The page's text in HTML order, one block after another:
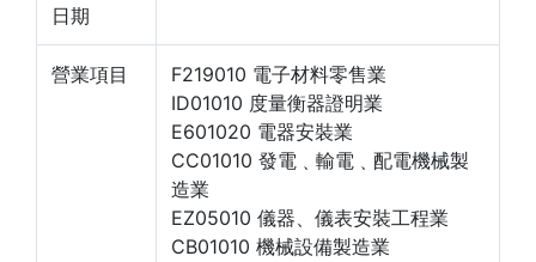
日期
營業項目
F219010 電子材料零售業
ID01010 度量衡器證明業
E601020 電器安裝業
CC01010 發電﹑輸電﹑配電機械製
造業
EZ05010 儀器、儀表安裝工程業
CB01010 機械設備製造業